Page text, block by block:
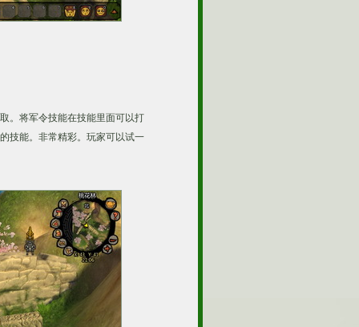
。将军令技能在技能里面可以打
技能。非常精彩。玩家可以试一